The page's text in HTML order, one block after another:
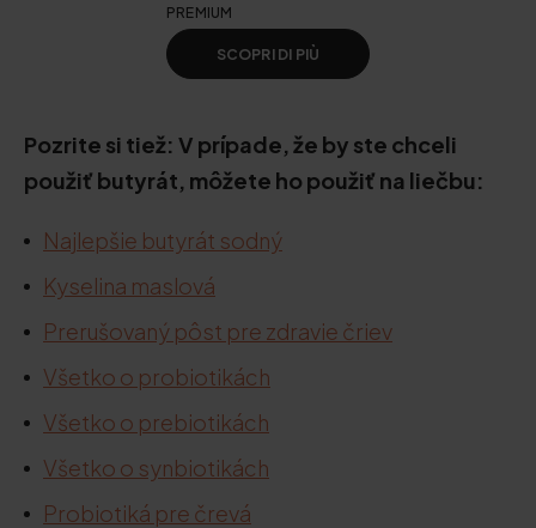
PREMIUM
SCOPRI DI PIÙ
Pozrite si tiež: V prípade, že by ste chceli
použiť butyrát, môžete ho použiť na liečbu:
Najlepšie butyrát sodný
Kyselina maslová
Prerušovaný pôst pre zdravie čriev
Všetko o probiotikách
Všetko o prebiotikách
Všetko o synbiotikách
Probiotiká pre črevá